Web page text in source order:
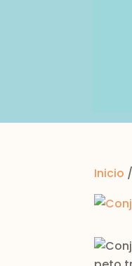
Inicio /